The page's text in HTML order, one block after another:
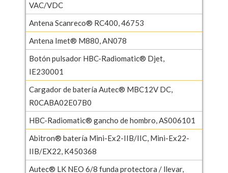
VAC/VDC
Antena Scanreco® RC400, 46753
Antena Imet® M880, AN078
Botón pulsador HBC-Radiomatic® Djet,
IE230001
Cargador de batería Autec® MBC12V DC,
R0CABA02E07B0
HBC-Radiomatic® gancho de hombro, AS006101
Abitron® batería Mini-Ex2-IIB/IIC, Mini-Ex22-
IIB/EX22, K450368
Autec® LK NEO 6/8 funda protectora / llevar,